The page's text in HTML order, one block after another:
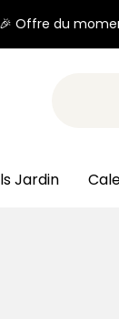
🎉 Offre du
Jardin